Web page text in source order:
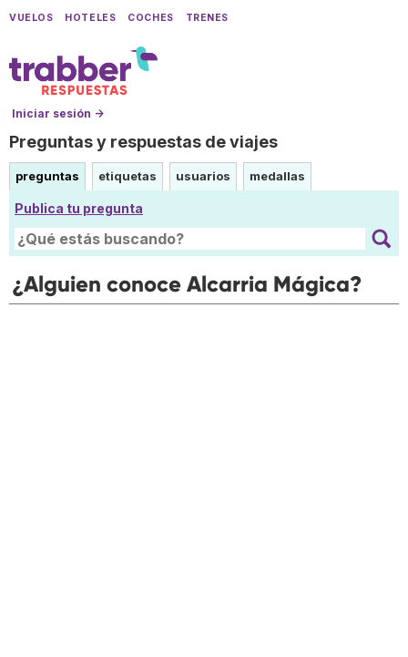
VUELOS HOTELES COCHES TRENES
Iniciar sesión →
Preguntas y respuestas de viajes
preguntas etiquetas usuarios medallas
Publica tu pregunta
¿Alguien conoce Alcarria Mágica?